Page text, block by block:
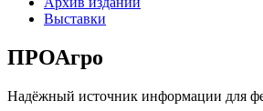
Выставки
ПРОАгро
Надёжный источник информации для